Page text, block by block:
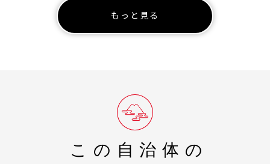
ては、年明けより順次発行し１月中旬までに郵送いたしま
す。１月末日までに寄附金受領証明書が届かない場合には
ご連絡ください。
年内配送希望およびお届け日時の指定につきましては受け
かねますのであらかじめご了承ください。
もっと見る
この自治体の